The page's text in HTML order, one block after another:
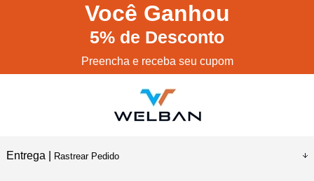
Você Ganhou
5% de Desconto
Preencha e receba seu cupom
Entrega | Rastrear Pedido